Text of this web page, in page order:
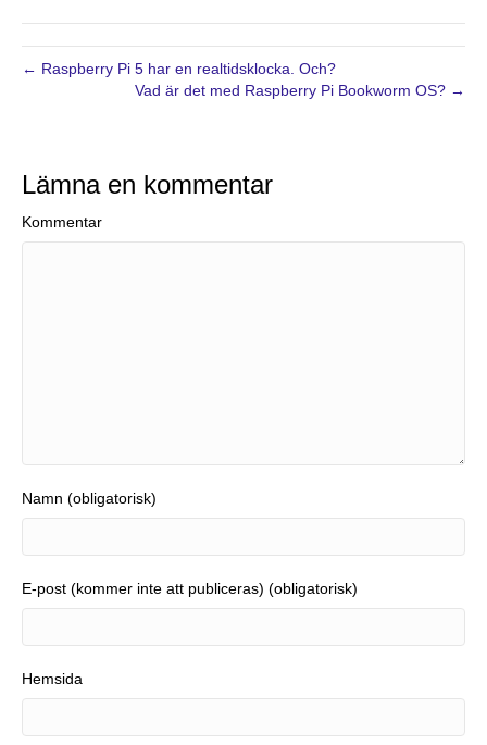
← Raspberry Pi 5 har en realtidsklocka. Och?
Vad är det med Raspberry Pi Bookworm OS? →
Lämna en kommentar
Kommentar
Namn (obligatorisk)
E-post (kommer inte att publiceras) (obligatorisk)
Hemsida